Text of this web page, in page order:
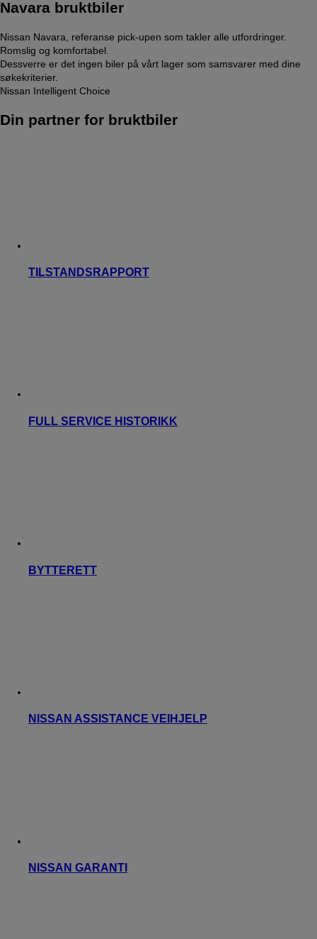
Navara bruktbiler
Nissan Navara, referanse pick-upen som takler alle utfordringer.
Romslig og komfortabel.
Dessverre er det ingen biler på vårt lager som samsvarer med dine
søkekriterier.
Nissan Intelligent Choice
Din partner for bruktbiler
TILSTANDSRAPPORT
FULL SERVICE HISTORIKK
BYTTERETT
NISSAN ASSISTANCE VEIHJELP
NISSAN GARANTI